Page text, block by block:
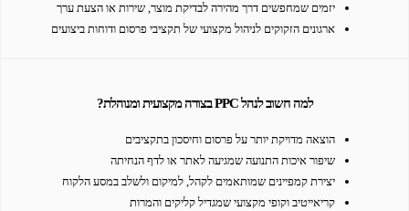
יזמים שמחפשים דרך מהירה לבדיקת מוצר, שירות או הצעת ערך
ארגונים הזקוקים לניהול מקצועי של תקציבי פרסום ודוחות ביצועים
למה חשוב לנהל PPC בצורה מקצועית ומנוהלת?
הוצאה מדויקת יותר על פרסום וחיסכון בתקציבים
שיפור איכות התנועה שמגיעה לאתר או לדף הנחיתה
יצירת קמפיינים שמותאמים לקהל, למיקום ולשלב במסע הלקוח
קריאייטיב וקופי מקצועי שמגדיל קליקים והמרות